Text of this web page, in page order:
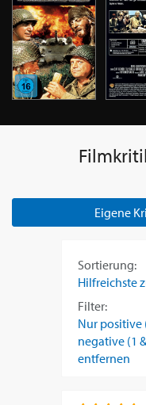
Eigene
Sortierung:
Hilfreichste
Filter:
Nur positive
negative (1
entfernen